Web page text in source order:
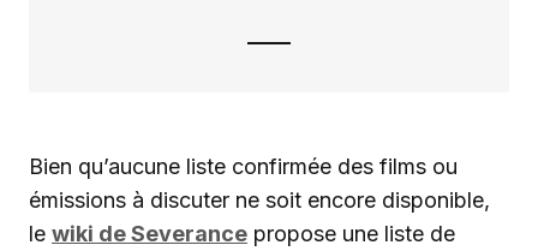
Bien qu’aucune liste confirmée des films ou
émissions à discuter ne soit encore disponible,
le wiki de Severance propose une liste de